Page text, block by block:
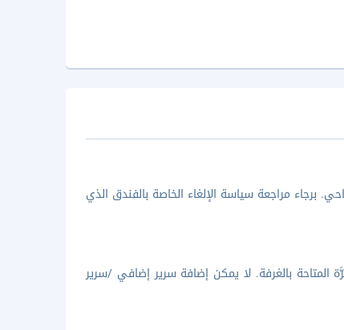
برجاء مراجعة سياسة الإلغاء الخاصة بالفندق الذي
في حالة استخدام الأسرَّة المتاحة بالغرفة. لا يمكن إضافة سرير إضافي /سرير